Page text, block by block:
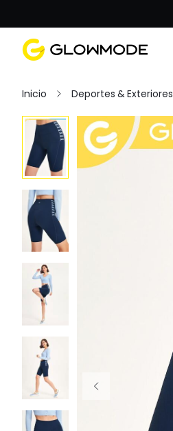
Inicio Deportes & Exteriores